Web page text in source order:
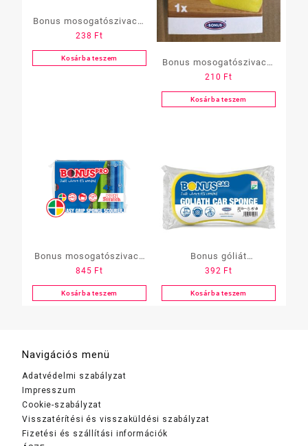
Bonus mosogatószivacs,
10 db-os
238 Ft
Kosárba teszem
Bonus mosogatószivacs,
karcmentes, formázott, 1
db-os
210 Ft
Kosárba teszem
Bonus mosogatószivacs
PRO, nagyméretű, Heavy
Duty 10 db-os
845 Ft
Kosárba teszem
Bonus góliát
autómosószivacs
392 Ft
Kosárba teszem
Navigációs menü
Adatvédelmi szabályzat
Impresszum
Cookie-szabályzat
Visszatérítési és visszaküldési szabályzat
Fizetési és szállítási információk